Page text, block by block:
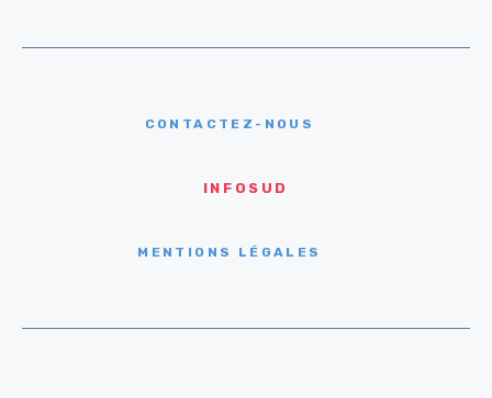
CONTACTEZ-NOUS
INFOSUD
MENTIONS LÉGALES